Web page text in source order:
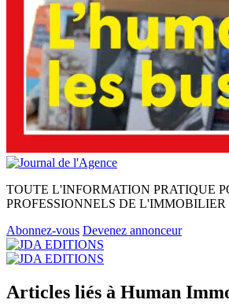
TOUTE L'INFORMATION PRATIQUE
PROFESSIONNELS DE L'IMMOBILIER
Abonnez-vous Devenez annonceur
Articles liés à Human